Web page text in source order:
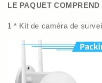
LE PAQUET COMPREND
1 * Kit de caméra de